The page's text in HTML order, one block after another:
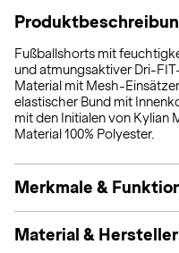
Fußballshorts mit
und atmungsaktiver Dri-
Material mit Mesh-
elastischer Bund mit
mit den Initialen von Kylian
Material 100% Polyester.
Merkmale &
Material & Hersteller